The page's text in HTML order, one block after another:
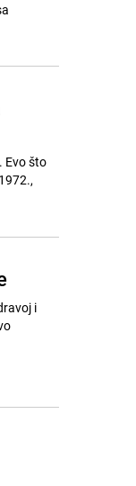
Evo što
i